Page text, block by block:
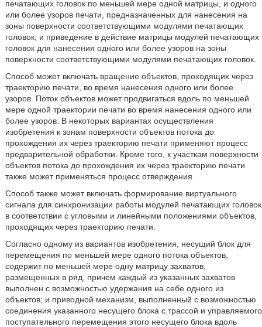
печатающих головок по меньшей мере одной матрицы, и одного
или более узоров печати, предназначенных для нанесения на
зоны поверхности соответствующими модулями печатающих
головок, и приведение в действие матрицы модулей печатающих
головок для нанесения одного или более узоров на зоны
поверхности соответствующими модулями печатающих головок.
Способ может включать вращение объектов, проходящих через
траекторию печати, во время нанесения одного или более
узоров. Поток объектов может продвигаться вдоль по меньшей
мере одной траектории печати во время нанесения одного или
более узоров. В некоторых вариантах осуществления
изобретения к зонам поверхности объектов потока до
прохождения их через траекторию печати применяют процесс
предварительной обработки. Кроме того, к участкам поверхности
объектов потока до прохождения их через траекторию печати
также может применяться процесс отверждения.
Способ также может включать формирование виртуального
сигнала для синхронизации работы модулей печатающих головок
в соответствии с угловыми и линейными положениями объектов,
проходящих через траекторию печати.
Согласно одному из вариантов изобретения, несущий блок для
перемещения по меньшей мере одного потока объектов,
содержит по меньшей мере одну матрицу захватов,
размещенных в ряд, причем каждый из указанных захватов
выполнен с возможностью удержания на себе одного из
объектов; и приводной механизм, выполненный с возможностью
соединения указанного несущего блока с трассой и управляемого
поступательного перемещения этого несущего блока вдоль